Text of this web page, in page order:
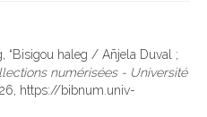
“Bisigou haleg / Añjela Duval ;
numérisées - Université
https://bibnum.univ-